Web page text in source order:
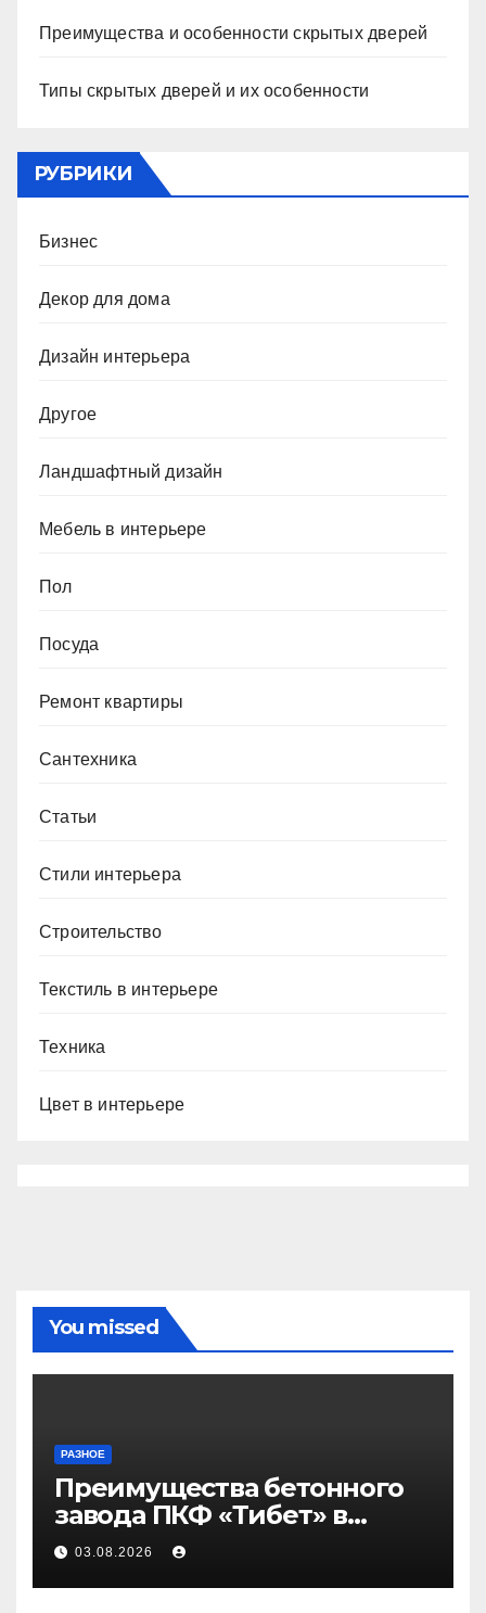
Преимущества и особенности скрытых дверей
Типы скрытых дверей и их особенности
РУБРИКИ
Бизнес
Декор для дома
Дизайн интерьера
Другое
Ландшафтный дизайн
Мебель в интерьере
Пол
Посуда
Ремонт квартиры
Сантехника
Статьи
Стили интерьера
Строительство
Текстиль в интерьере
Техника
Цвет в интерьере
You missed
РАЗНОЕ
Преимущества бетонного
завода ПКФ «Тибет» в
Волгограде и Волжском
03.08.2026